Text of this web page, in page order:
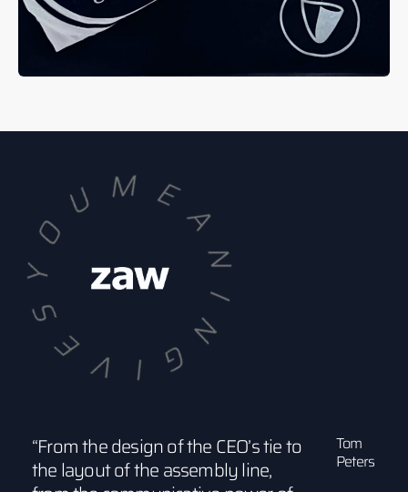
“From the design of the CEO’s tie to
the layout of the assembly line,
Tom
Peters